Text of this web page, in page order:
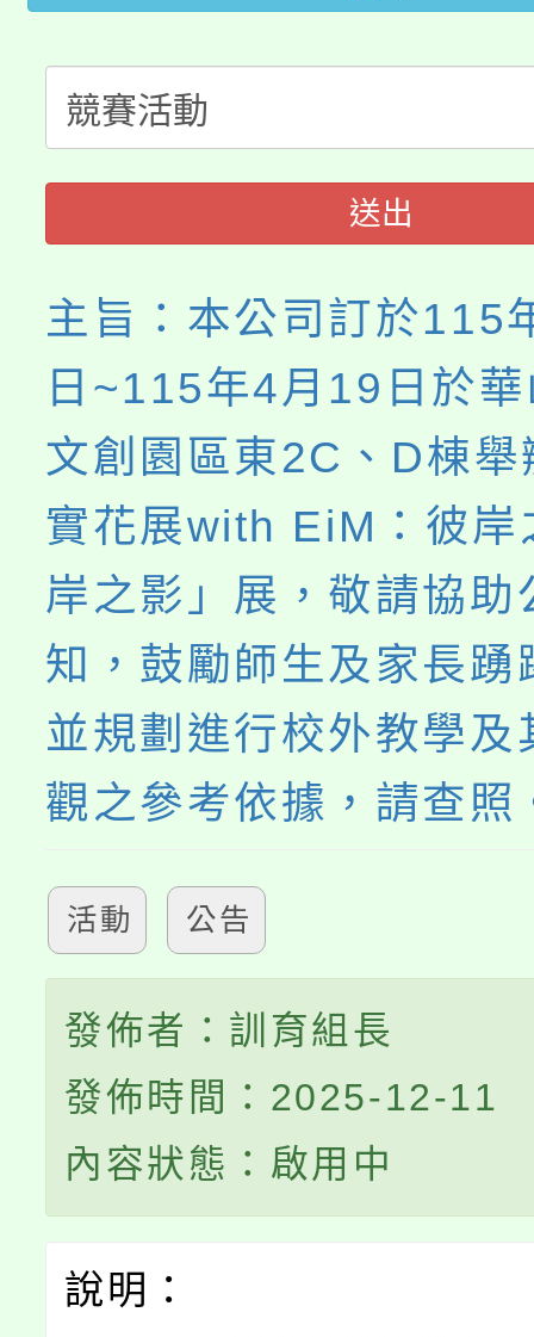
者。
大溪自造教育及科技中
份教師研習
淨零綠生活教案入校路
會
115年食農教育專業人
送出
主旨：本公司訂於115
日~115年4月19日於
文創園區東2C、D棟舉
實花展with EiM：彼岸
岸之影」展，敬請協助
知，鼓勵師生及家長踴
並規劃進行校外教學及
觀之參考依據，請查照
活動 公告
發佈者：訓育組長
發佈時間：2025-12-11
內容狀態：啟用中
說明：